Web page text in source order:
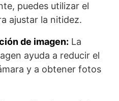
puedes utilizar el
ajustar la nitidez.
de imagen: La
ayuda a reducir el
y a obtener fotos